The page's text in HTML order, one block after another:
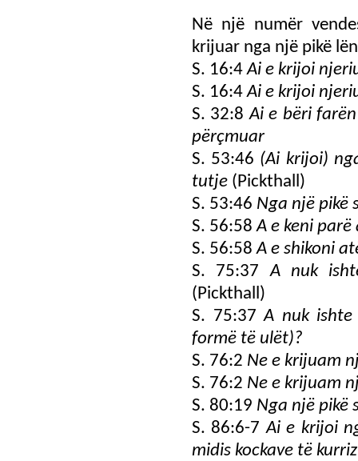
Në një numër
krijuar nga një pikë
S. 16:4Ai e krijoi
S. 16:4Ai e krijoi
S. 32:8Ai e bëri
përçmuar
S. 53:46 (Ai krijoi)
tutje (Pickthall)
S. 53:46 Nga një pikë
S. 56:58A e keni
S. 56:58A e shikoni
S. 75:37A nuk
(Pickthall)
S. 75:37A nuk
formë të ulët)?
S. 76:2 Ne e krijuam
S. 76:2 Ne e krijuam
S. 80:19 Nga një pikë
S. 86:6-7Ai e krijoi
midis kockave të